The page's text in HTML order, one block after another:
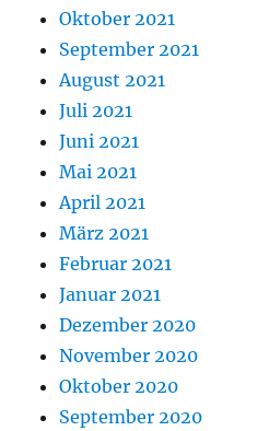
Oktober 2021
September 2021
August 2021
Juli 2021
Juni 2021
Mai 2021
April 2021
März 2021
Februar 2021
Januar 2021
Dezember 2020
November 2020
Oktober 2020
September 2020